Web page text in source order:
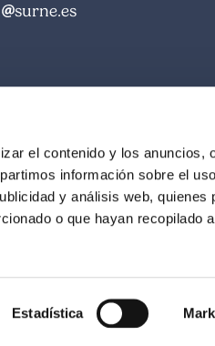
el contenido y los anuncios,
información sobre el
y análisis web, quienes
o que hayan recopilado
Estadística
surne.es